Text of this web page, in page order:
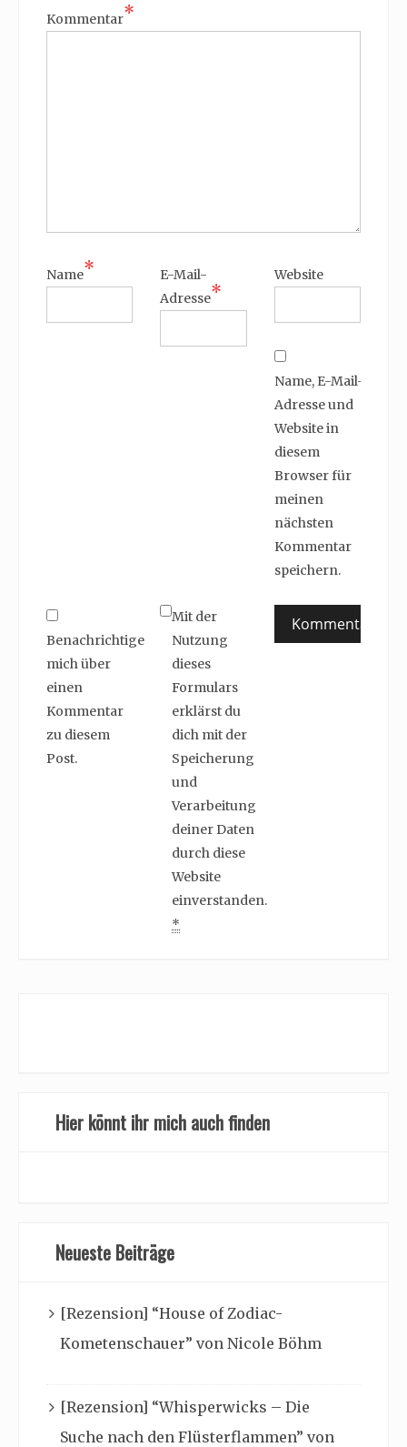
Kommentar*
Name*
E-Mail-
Adresse*
Website
Name, E-Mail-
Adresse und
Website in
diesem
Browser für
meinen
nächsten
Kommentar
speichern.
Benachrichtige
mich über
einen
Kommentar
zu diesem
Post.
Mit der
Nutzung
dieses
Formulars
erklärst du
dich mit der
Speicherung
und
Verarbeitung
deiner Daten
durch diese
Website
einverstanden.
*
Hier könnt ihr mich auch finden
Neueste Beiträge
[Rezension] “House of Zodiac-
Kometenschauer” von Nicole Böhm
[Rezension] “Whisperwicks – Die
Suche nach den Flüsterflammen” von